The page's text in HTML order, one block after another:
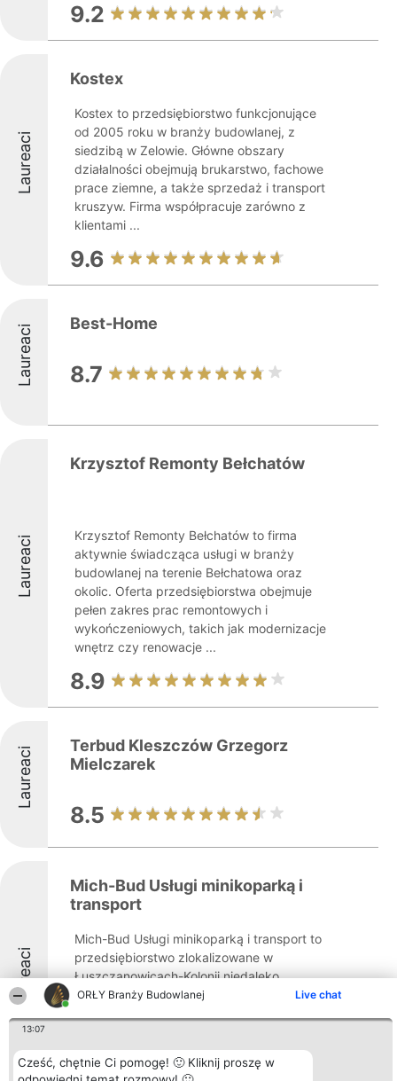
ORŁY Branży Budowlanej Live chat
13:07
Cześć, chętnie Ci pomogę! 🙂 Kliknij proszę w
9.2
Laureaci
Kostex
Kostex to przedsiębiorstwo funkcjonujące
od 2005 roku w branży budowlanej, z
siedzibą w Zelowie. Główne obszary
działalności obejmują brukarstwo, fachowe
prace ziemne, a także sprzedaż i transport
kruszyw. Firma współpracuje zarówno z
klientami ...
9.6
Laureaci Best-Home
8.7
Laureaci
Krzysztof Remonty Bełchatów
Krzysztof Remonty Bełchatów to firma
aktywnie świadcząca usługi w branży
budowlanej na terenie Bełchatowa oraz
okolic. Oferta przedsiębiorstwa obejmuje
pełen zakres prac remontowych i
wykończeniowych, takich jak modernizacje
wnętrz czy renowacje ...
8.9
Laureaci
Terbud Kleszczów Grzegorz
Mielczarek
8.5
Laureaci
Mich-Bud Usługi minikoparką i
transport
Mich-Bud Usługi minikoparką i transport to
przedsiębiorstwo zlokalizowane w
Łuszczanowicach-Kolonii niedaleko
Kleszczowa, działające w sektorze
profesjonalna obsługa ...